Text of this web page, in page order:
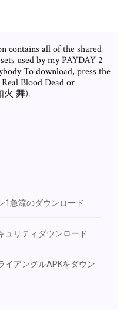
contains all of the shared
used by my PAYDAY 2
To download, press the
Blood Dead or
火 舞).
1急流のダウンロード
ュリティダウンロード
イアングルAPKをダウン